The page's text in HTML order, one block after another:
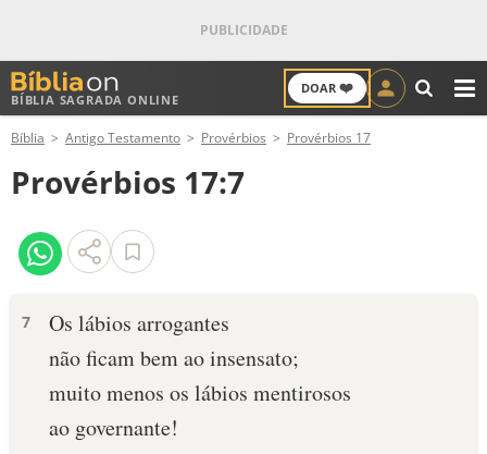
BÍBLIA SAGRADA ONLINE
DOAR ❤️
ANTIGO TESTAMENTO
NOVO TESTAMENTO
VERSÍCULOS
PALAVRA DO DIA
Bíblia Antigo Testamento Provérbios Provérbios 17
Provérbios 17:7
7
Os lábios arrogantes
não ficam bem ao insensato;
muito menos os lábios mentirosos
ao governante!